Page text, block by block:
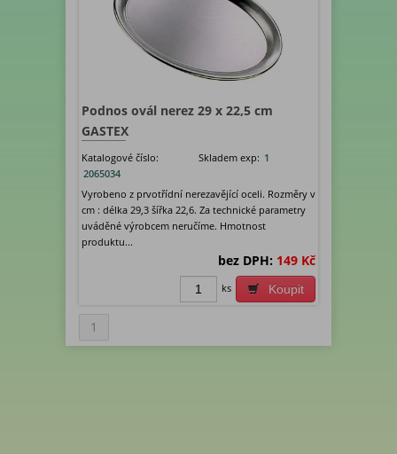
Podnos ovál nerez 29 x 22,5 cm
GASTEX
Katalogové číslo:
2065034
Skladem exp: 1
Vyrobeno z prvotřídní nerezavějící oceli. Rozměry v
cm : délka 29,3 šířka 22,6. Za technické parametry
uváděné výrobcem neručíme. Hmotnost
produktu...
bez DPH: 149 Kč
Koupit
ks
1